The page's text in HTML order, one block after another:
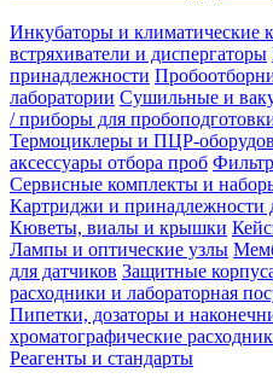
Инкубаторы и климатические
встряхиватели и диспергаторы
принадлежности
лаборатории Сушильные и
/ приборы для
Термоциклеры и ПЦР-
аксессуары отбора проб
Сервисные комплекты и
Картриджи и принадлежности
Кюветы, виалы и крышки
Лампы и оптические узлы
для датчиков Защитные
расходники и лабораторная
Пипетки, дозаторы и
хроматографические
Реагенты и стандарты